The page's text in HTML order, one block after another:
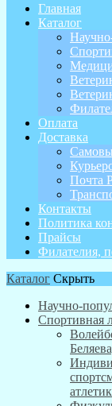
Главная
Каталог
Оплата
Доставка
Почта
Контакты
Политика
Прайсы
Филателия,
Каталог Скрыть
Научно-
Спортивная